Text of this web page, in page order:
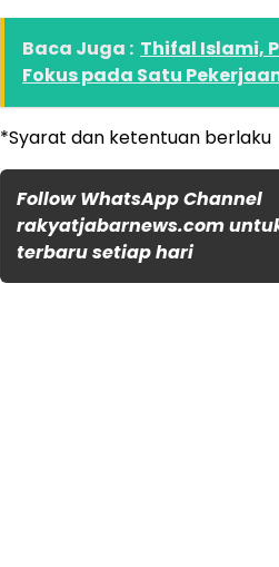
Baca Juga : Thifal Islami,
Fokus pada Satu
*Syarat dan ketentuan berlaku
Follow WhatsApp Channel
rakyatjabarnews.com
terbaru setiap hari